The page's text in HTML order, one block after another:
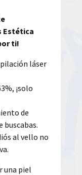
Estética
ti!
láser
¡solo
de
buscabas.
al vello no
una piel